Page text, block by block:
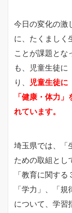
今日の変化の激
に、たくましく
ことが課題とな
も、児童生徒に
り、 児童生徒に
「健康・体力
れています。
埼玉県では、「
ための取組とし
「教育に関す
「学力」、「
について、学習